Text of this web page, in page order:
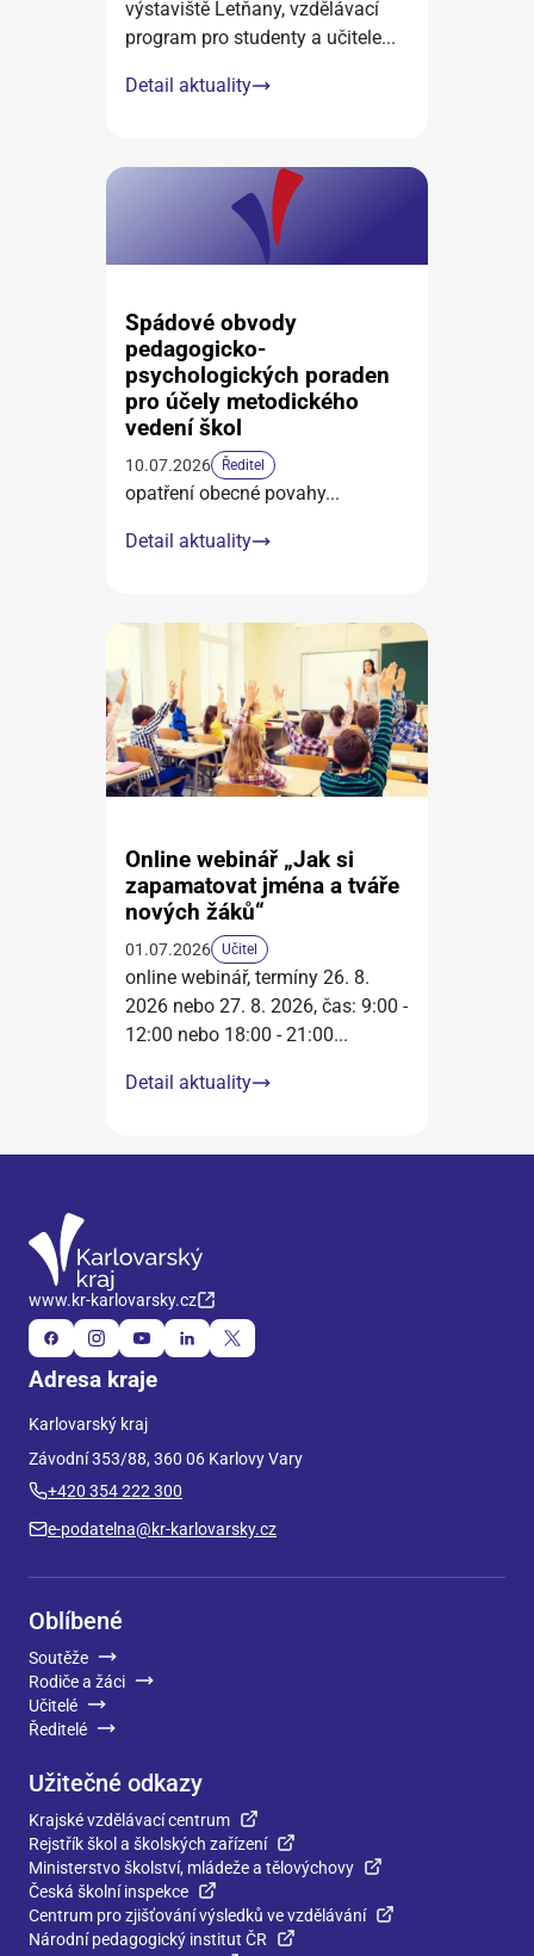
výstaviště Letňany, vzdělávací
program pro studenty a učitele...
Detail aktuality
Spádové obvody
pedagogicko-
psychologických poraden
pro účely metodického
vedení škol
10.07.2026 Ředitel
opatření obecné povahy...
Detail aktuality
Online webinář „Jak si
zapamatovat jména a tváře
nových žáků“
01.07.2026 Učitel
online webinář, termíny 26. 8.
2026 nebo 27. 8. 2026, čas: 9:00 -
12:00 nebo 18:00 - 21:00...
Detail aktuality
www.kr-karlovarsky.cz
Adresa kraje
Karlovarský kraj
Závodní 353/88, 360 06 Karlovy Vary
+420 354 222 300
e-podatelna@kr-karlovarsky.cz
Oblíbené
Soutěže
Rodiče a žáci
Učitelé
Ředitelé
Užitečné odkazy
Krajské vzdělávací centrum
Rejstřík škol a školských zařízení
Ministerstvo školství, mládeže a tělovýchovy
Česká školní inspekce
Centrum pro zjišťování výsledků ve vzdělávání
Národní pedagogický institut ČR